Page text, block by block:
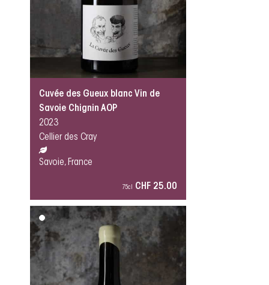
Cuvée des Gueux blanc Vin de
Savoie Chignin AOP
2023
Cellier des Cray
Savoie, France
75cl CHF 25.00